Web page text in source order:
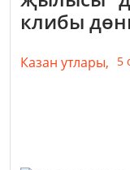
клибы
Казан утлары, 5